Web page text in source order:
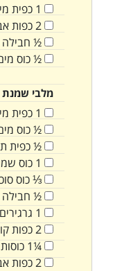
1 כפית
2כפות
½ חבילה
½כוס
מלבי שמנת
1 כפית
½כוס
½כפית
1 כוס
⅓כוס
½ חבילה
1
2כפות
¼1 כוסות
2כפות